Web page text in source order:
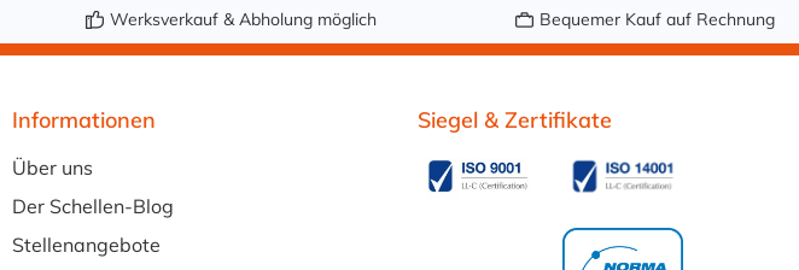
Werksverkauf & Abholung möglich Bequemer Kauf auf Rechnung
Informationen
Über uns
Der Schellen-Blog
Stellenangebote
Siegel & Zertifikate